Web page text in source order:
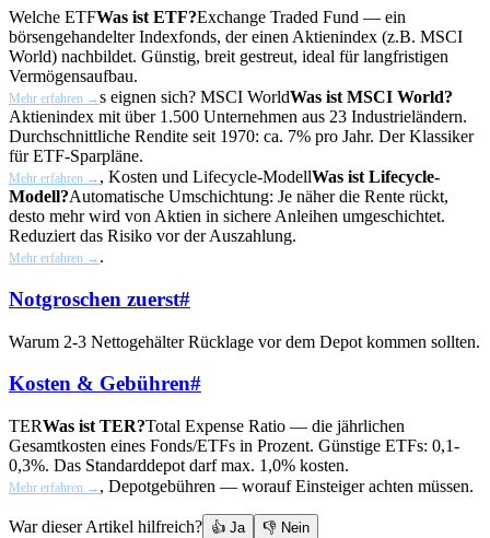
Welche ETFWas ist ETF?Exchange Traded Fund — ein
börsengehandelter Indexfonds, der einen Aktienindex (z.B. MSCI
World) nachbildet. Günstig, breit gestreut, ideal für langfristigen
Vermögensaufbau.
Mehr erfahren →s eignen sich? MSCI WorldWas ist MSCI World?
Aktienindex mit über 1.500 Unternehmen aus 23 Industrieländern.
Durchschnittliche Rendite seit 1970: ca. 7% pro Jahr. Der Klassiker
für ETF-Sparpläne.
Mehr erfahren → , Kosten und Lifecycle-ModellWas ist Lifecycle-
Modell?Automatische Umschichtung: Je näher die Rente rückt,
desto mehr wird von Aktien in sichere Anleihen umgeschichtet.
Reduziert das Risiko vor der Auszahlung.
Mehr erfahren → .
Notgroschen zuerst#
Warum 2-3 Nettogehälter Rücklage vor dem Depot kommen sollten.
Kosten & Gebühren#
TERWas ist TER?Total Expense Ratio — die jährlichen
Gesamtkosten eines Fonds/ETFs in Prozent. Günstige ETFs: 0,1-
0,3%. Das Standarddepot darf max. 1,0% kosten.
Mehr erfahren → , Depotgebühren — worauf Einsteiger achten müssen.
War dieser Artikel hilfreich? 👍 Ja 👎 Nein